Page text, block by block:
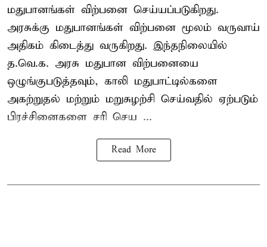
மதுபானங்கள் விற்பனை செய்யப்படுகிறது.
அரசுக்கு மதுபானங்கள் விற்பனை மூலம் வருவாய்
அதிகம் கிடைத்து வருகிறது. இந்தநிலையில்
த.வெ.க. அரசு மதுபான விற்பனையை
ஒழுங்குபடுத்தவும், காலி மதுபாட்டில்களை
அகற்றுதல் மற்றும் மறுசுழற்சி செய்வதில் ஏற்படும்
பிரச்சினைகளை சரி செய ...
Read More